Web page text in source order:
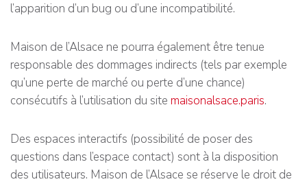
l’apparition d’un bug ou d’une incompatibilité.
Maison de l’Alsace ne pourra également être tenue
responsable des dommages indirects (tels par exemple
qu’une perte de marché ou perte d’une chance)
consécutifs à l’utilisation du site maisonalsace.paris.
Des espaces interactifs (possibilité de poser des
questions dans l’espace contact) sont à la disposition
des utilisateurs. Maison de l’Alsace se réserve le droit de